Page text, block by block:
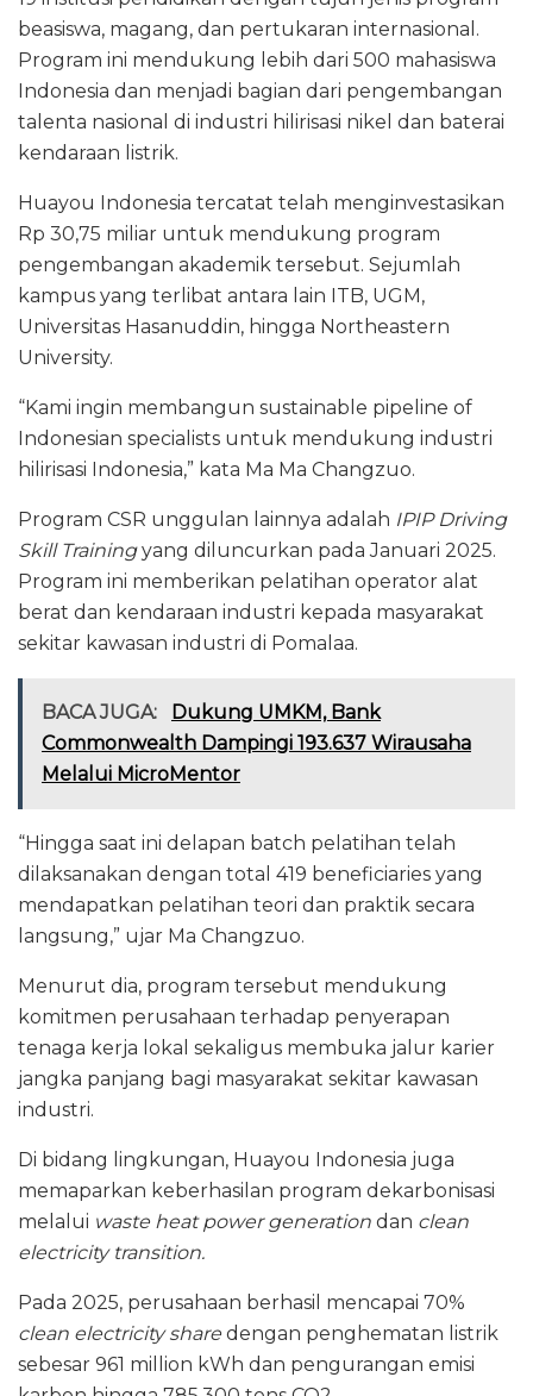
beasiswa, magang, dan pertukaran internasional.
Program ini mendukung lebih dari 500 mahasiswa
Indonesia dan menjadi bagian dari pengembangan
talenta nasional di industri hilirisasi nikel dan baterai
kendaraan listrik.
Huayou Indonesia tercatat telah menginvestasikan
Rp 30,75 miliar untuk mendukung program
pengembangan akademik tersebut. Sejumlah
kampus yang terlibat antara lain ITB, UGM,
Universitas Hasanuddin, hingga Northeastern
University.
“Kami ingin membangun sustainable pipeline of
Indonesian specialists untuk mendukung industri
hilirisasi Indonesia,” kata Ma Ma Changzuo.
Program CSR unggulan lainnya adalah IPIP Driving
Skill Trainingyang diluncurkan pada Januari 2025.
Program ini memberikan pelatihan operator alat
berat dan kendaraan industri kepada masyarakat
sekitar kawasan industri di Pomalaa.
BACA JUGA:
Dukung UMKM, Bank
Commonwealth Dampingi 193.637 Wirausaha
Melalui MicroMentor
“Hingga saat ini delapan batch pelatihan telah
dilaksanakan dengan total 419 beneficiaries yang
mendapatkan pelatihan teori dan praktik secara
langsung,” ujar Ma Changzuo.
Menurut dia, program tersebut mendukung
komitmen perusahaan terhadap penyerapan
tenaga kerja lokal sekaligus membuka jalur karier
jangka panjang bagi masyarakat sekitar kawasan
industri.
Di bidang lingkungan, Huayou Indonesia juga
memaparkan keberhasilan program dekarbonisasi
melalui waste heat power generation dan clean
electricity transition.
Pada 2025, perusahaan berhasil mencapai 70%
clean electricity share dengan penghematan listrik
sebesar 961 million kWh dan pengurangan emisi